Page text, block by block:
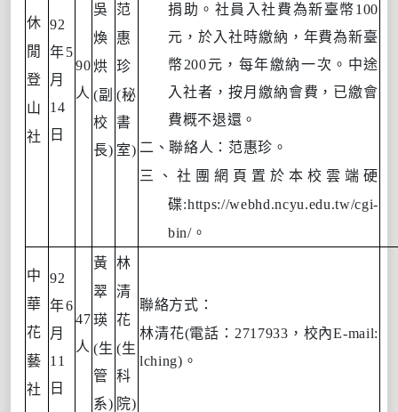
休
閒
登
山
社
92
年5
月
14
日
90
人
吳
煥
烘
(副
校
長)
范
惠
珍
(秘
書
室)
捐助。社員入社費為新臺幣100
元，於入社時繳納，年費為新臺
幣200元，每年繳納一次。中途
入社者，按月繳納會費，已繳會
費概不退還。
二、聯絡人：范惠珍。
三、社團網頁置於本校雲端硬
碟:https://webhd.ncyu.edu.tw/cgi-
bin/。
中
華
花
藝
社
92
年6
月
11
日
47
人
黃
翠
瑛
(生
管
系)
林
清
花
(生
科
院)
聯絡方式：
林清花(電話： 2717933 ，校內E-mail:
lching) 。